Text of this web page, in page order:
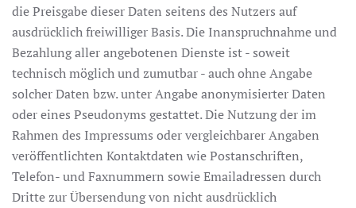
die Preisgabe dieser Daten seitens des Nutzers auf
ausdrücklich freiwilliger Basis. Die Inanspruchnahme und
Bezahlung aller angebotenen Dienste ist - soweit
technisch möglich und zumutbar - auch ohne Angabe
solcher Daten bzw. unter Angabe anonymisierter Daten
oder eines Pseudonyms gestattet. Die Nutzung der im
Rahmen des Impressums oder vergleichbarer Angaben
veröffentlichten Kontaktdaten wie Postanschriften,
Telefon- und Faxnummern sowie Emailadressen durch
Dritte zur Übersendung von nicht ausdrücklich